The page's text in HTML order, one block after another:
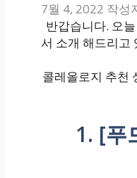
7월 4, 2022 작성
반갑습니다. 오
서 소개 해드리고
콜레올로지 추천
1. [푸